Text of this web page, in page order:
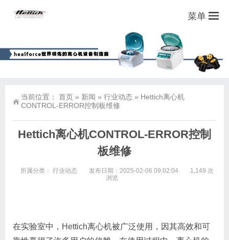
菜单
当前位置： 首页 » 新闻 » 行业动态 » Hettich离心机
CONTROL-ERROR控制板维修
Hettich离心机CONTROL-ERROR控制
板维修
所属分类： 行业动态 发布日期：2025-02-06 09:02:04
1,149 次
浏览
在实验室中， Hettich离心机被广泛使用，因其高效和可